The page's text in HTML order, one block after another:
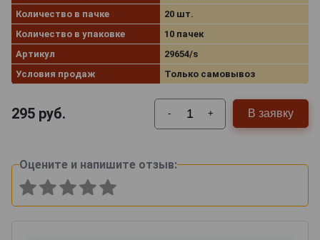
Количество в пачке
20 шт.
Количество в упаковке
10 пачек
Артикул
29654/s
Условия продаж
Только самовывоз
295 руб. - + В заявку
Оцените и напишите отзыв: